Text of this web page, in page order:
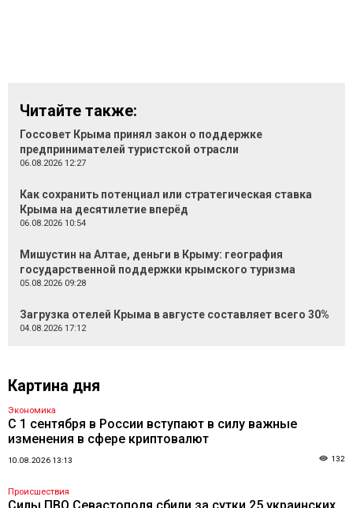
Читайте также:
Госсовет Крыма принял закон о поддержке
предпринимателей туристской отрасли
06.08.2026 12:27
Как сохранить потенциал или стратегическая ставка
Крыма на десятилетие вперёд
06.08.2026 10:54
Мишустин на Алтае, деньги в Крыму: география
государственной поддержки крымского туризма
05.08.2026 09:28
Загрузка отелей Крыма в августе составляет всего 30%
04.08.2026 17:12
Картина дня
Экономика
С 1 сентября в России вступают в силу важные
изменения в сфере криптовалют
10.08.2026 13:13 132
Происшествия